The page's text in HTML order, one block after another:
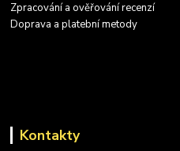
Zpracování a ověřování recenzí
Doprava a platební metody
Kontakty